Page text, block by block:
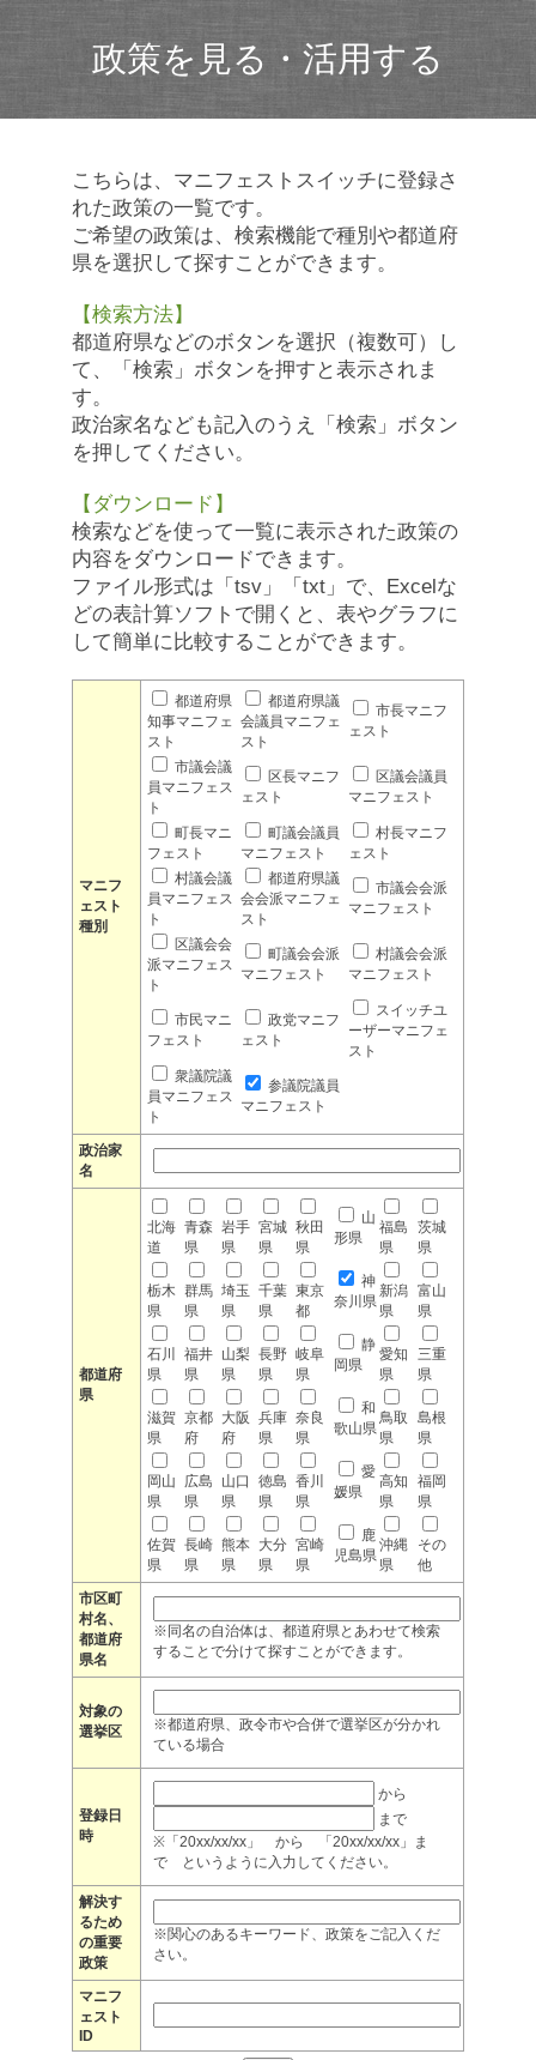
政策を見る・活用する
こちらは、マニフェストスイッチに登録さ
れた政策の一覧です。
ご希望の政策は、検索機能で種別や都道府
県を選択して探すことができます。
【検索方法】
都道府県などのボタンを選択（複数可）し
て、「検索」ボタンを押すと表示されま
す。
政治家名なども記入のうえ「検索」ボタン
を押してください。
【ダウンロード】
検索などを使って一覧に表示された政策の
内容をダウンロードできます。
ファイル形式は「tsv」「txt」で、Excelな
どの表計算ソフトで開くと、表やグラフに
して簡単に比較することができます。
マニフ
ェスト
種別
都道府県
知事マニフェ
スト
都道府県議
会議員マニフェ
スト
市長マニフ
ェスト
市議会議
員マニフェス
ト
区長マニフ
ェスト
区議会議員
マニフェスト
町長マニ
フェスト
町議会議員
マニフェスト
村長マニフ
ェスト
村議会議
員マニフェス
ト
都道府県議
会会派マニフェ
スト
市議会会派
マニフェスト
区議会会
派マニフェス
ト
町議会会派
マニフェスト
村議会会派
マニフェスト
市民マニ
フェスト
政党マニフ
ェスト
スイッチユ
ーザーマニフェ
スト
衆議院議
員マニフェス
ト
参議院議員
マニフェスト
政治家
名
都道府
県
北海
道
青森
県
岩手
県
宮城
県
秋田
県
山
形県
福島
県
茨城
県
栃木
県
群馬
県
埼玉
県
千葉
県
東京
都
神
奈川県
新潟
県
富山
県
石川
県
福井
県
山梨
県
長野
県
岐阜
県
静
岡県
愛知
県
三重
県
滋賀
県
京都
府
大阪
府
兵庫
県
奈良
県
和
歌山県
鳥取
県
島根
県
岡山
県
広島
県
山口
県
徳島
県
香川
県
愛
媛県
高知
県
福岡
県
佐賀
県
長崎
県
熊本
県
大分
県
宮崎
県
鹿
児島県
沖縄
県
その
他
市区町
村名、
都道府
県名
※同名の自治体は、都道府県とあわせて検索
することで分けて探すことができます。
対象の
選挙区
※都道府県、政令市や合併で選挙区が分かれ
ている場合
登録日
時
から
まで
※「20xx/xx/xx」 から 「20xx/xx/xx」ま
で というように入力してください。
解決す
るため
の重要
政策
※関心のあるキーワード、政策をご記入くだ
さい。
マニフ
ェスト
ID